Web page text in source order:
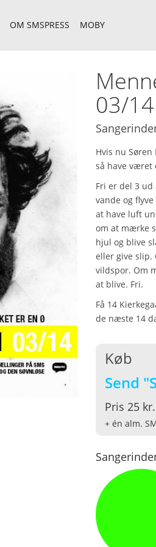
OM SMSPRESS MOBY
03/14
Hvis nu
så have været
Fri er del 3
vande og
at have luft
om at mærke
hjul og blive
eller give slip.
vildspor. Om
at blive. Fri.
Få 14
de næste 14
Køb
Send
Pris 25 kr.
+ én alm.